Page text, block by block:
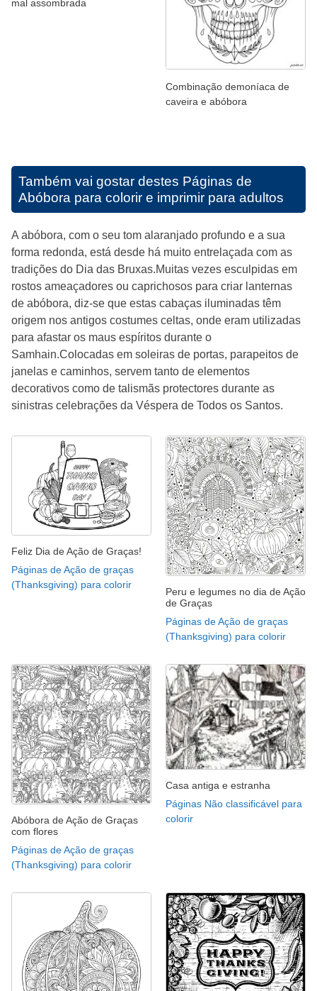
mal assombrada
Combinação demoníaca de
caveira e abóbora
Também vai gostar destes Páginas de
Abóbora para colorir e imprimir para adultos
A abóbora, com o seu tom alaranjado profundo e a sua
forma redonda, está desde há muito entrelaçada com as
tradições do Dia das Bruxas.Muitas vezes esculpidas em
rostos ameaçadores ou caprichosos para criar lanternas
de abóbora, diz-se que estas cabaças iluminadas têm
origem nos antigos costumes celtas, onde eram utilizadas
para afastar os maus espíritos durante o
Samhain.Colocadas em soleiras de portas, parapeitos de
janelas e caminhos, servem tanto de elementos
decorativos como de talismãs protectores durante as
sinistras celebrações da Véspera de Todos os Santos.
Feliz Dia de Ação de Graças!
Páginas de Ação de graças
(Thanksgiving) para colorir
Peru e legumes no dia de Ação
de Graças
Páginas de Ação de graças
(Thanksgiving) para colorir
Abóbora de Ação de Graças
com flores
Páginas de Ação de graças
(Thanksgiving) para colorir
Casa antiga e estranha
Páginas Não classificável para
colorir